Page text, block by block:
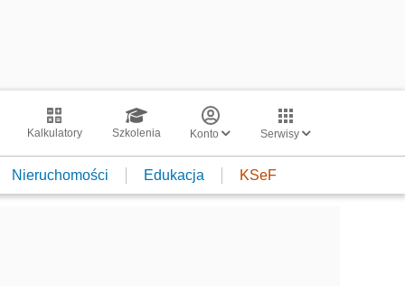
Kalkulatory Szkolenia Konto Serwisy
Nieruchomości Edukacja KSeF